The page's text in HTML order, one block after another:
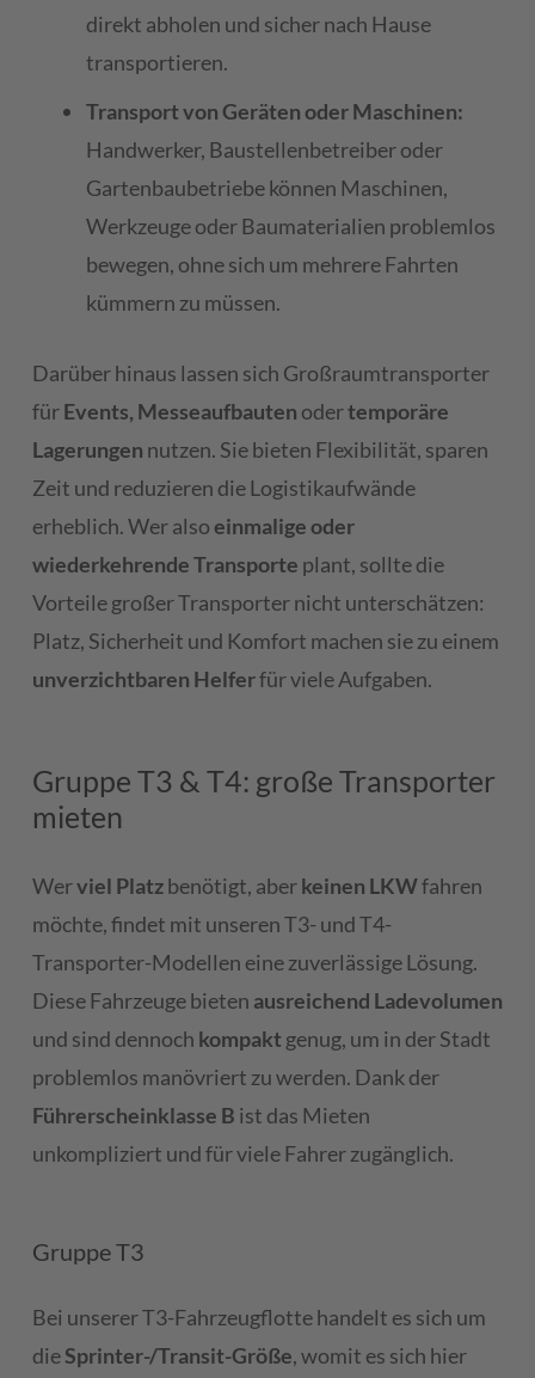
direkt abholen und sicher nach Hause
transportieren.
Transport von Geräten oder Maschinen:
Handwerker, Baustellenbetreiber oder
Gartenbaubetriebe können Maschinen,
Werkzeuge oder Baumaterialien problemlos
bewegen, ohne sich um mehrere Fahrten
kümmern zu müssen.
Darüber hinaus lassen sich Großraumtransporter
fürEvents, Messeaufbauten odertemporäre
Lagerungen nutzen. Sie bieten Flexibilität, sparen
Zeit und reduzieren die Logistikaufwände
erheblich. Wer alsoeinmalige oder
wiederkehrende Transporte plant, sollte die
Vorteile großer Transporter nicht unterschätzen:
Platz, Sicherheit und Komfort machen sie zu einem
unverzichtbaren Helferfür viele Aufgaben.
Gruppe T3 & T4: große Transporter
mieten
Werviel Platzbenötigt, aberkeinen LKWfahren
möchte, findet mit unseren T3- und T4-
Transporter-Modellen eine zuverlässige Lösung.
Diese Fahrzeuge bieten ausreichend Ladevolumen
und sind dennoch kompakt genug, um in der Stadt
problemlos manövriert zu werden. Dank der
Führerscheinklasse B ist das Mieten
unkompliziert und für viele Fahrer zugänglich.
Gruppe T3
Bei unserer T3-Fahrzeugflotte handelt es sich um
dieSprinter-/Transit-Größe, womit es sich hier